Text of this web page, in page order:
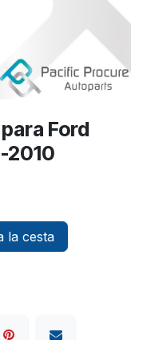
Ford
2010
la cesta